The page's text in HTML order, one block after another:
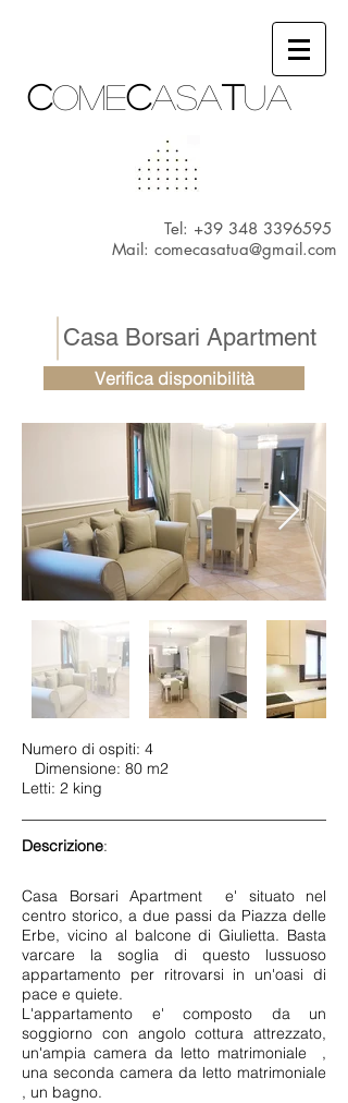
comecasatua
Tel: +39 348 3396595
Mail: comecasatua@gmail.com
Casa Borsari Apartment
Verifica disponibilità
Numero di ospiti: 4
Dimensione: 80 m2
Letti: 2 king
Descrizione:
Casa Borsari Apartment e' situato nel
centro storico, a due passi da Piazza delle
Erbe, vicino al balcone di Giulietta. Basta
varcare la soglia di questo lussuoso
appartamento per ritrovarsi in un'oasi di
pace e quiete.
L'appartamento e' composto da un
soggiorno con angolo cottura attrezzato,
un'ampia camera da letto matrimoniale ,
una seconda camera da letto matrimoniale
, un bagno.